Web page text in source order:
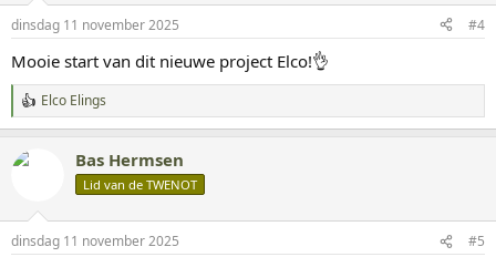
i
n
e
n
dinsdag 11 november 2025 #4
Mooie start van dit nieuwe project Elco!👌
W
a
r
i
n
Elco Elings
Bas Hermsen
Lid van de TWENOT
dinsdag 11 november 2025 #5